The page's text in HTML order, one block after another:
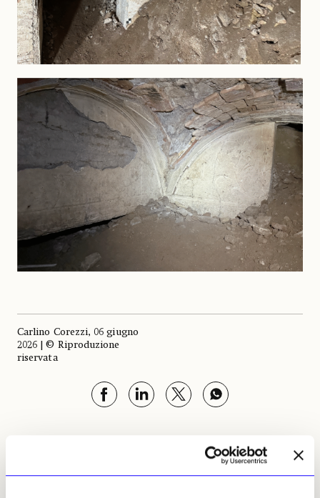
Carlino Corezzi, 06 giugno
2026 | © Riproduzione
riservata